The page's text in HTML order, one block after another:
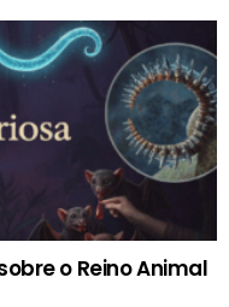
o Reino Animal